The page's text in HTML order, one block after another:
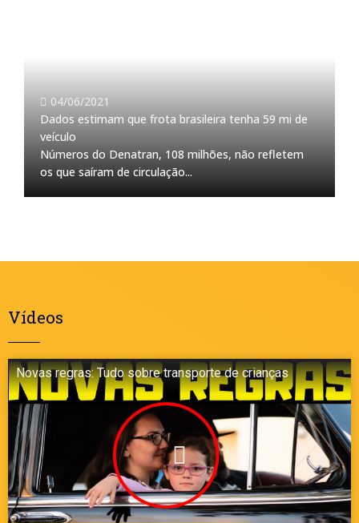
04/06/2021
Dados estimam que frota brasileira tenha 59 mi de
veículo
Números do Denatran, 108 milhões, não refletem
os que saíram de circulação...
Vídeos
Novas regras: Tudo sobre transporte de crianças